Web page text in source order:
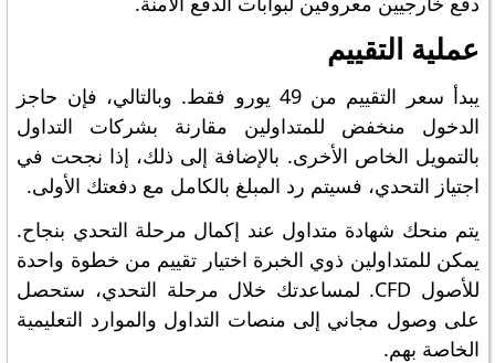
عملية التقييم
يبدأ سعر التقييم من 49 يورو فقط. وبالتالي، فإن حاجز
الدخول منخفض للمتداولين مقارنة بشركات التداول
بالتمويل الخاص الأخرى. بالإضافة إلى ذلك، إذا نجحت في
اجتياز التحدي، فسيتم رد المبلغ بالكامل مع دفعتك الأولى.
يتم منحك شهادة متداول عند إكمال مرحلة التحدي بنجاح.
يمكن للمتداولين ذوي الخبرة اختيار تقييم من خطوة واحدة
للأصول CFD. لمساعدتك خلال مرحلة التحدي، ستحصل
على وصول مجاني إلى منصات التداول والموارد التعليمية
الخاصة بهم.